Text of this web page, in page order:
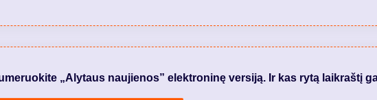
„Alytaus naujienos” elektroninę versiją. Ir kas rytą laikraštį